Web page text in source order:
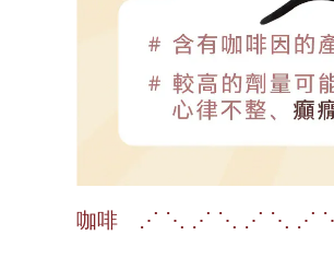
咖啡 ⋰ ⋱ ⋰ ⋱ ⋰ ⋱ ⋰